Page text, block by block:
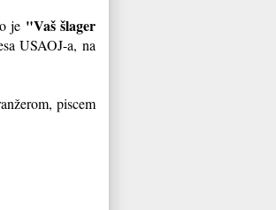
je "Vaš šlager
USAOJ-a, na
piscem